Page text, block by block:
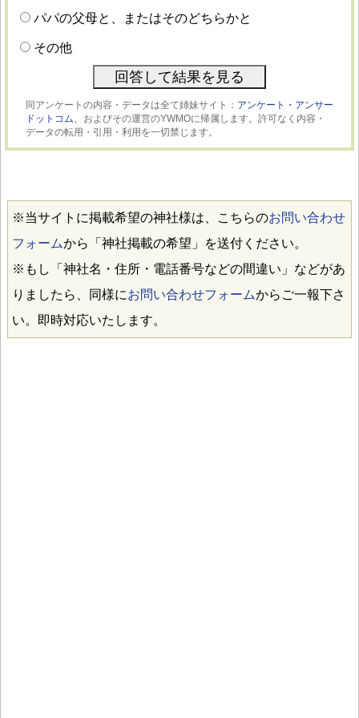
パパの父母と、またはそのどちらかと
その他
同アンケートの内容・データは全て姉妹サイト： アンケート・アンサー
ドットコム、 およびその運営のYWMOに帰属します。許可なく内容・
データの転用・引用・利用を一切禁じます。
※当サイトに掲載希望の神社様は、こちらのお問い合わせ
フォームから「神社掲載の希望」を送付ください。
※もし「神社名・住所・電話番号などの間違い」などがあ
りましたら、同様にお問い合わせフォームからご一報下さ
い。即時対応いたします。